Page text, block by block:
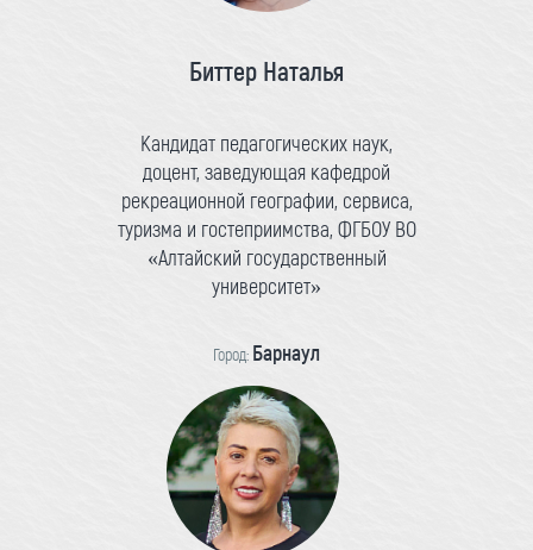
Биттер Наталья
Кандидат педагогических наук,
доцент, заведующая кафедрой
рекреационной географии, сервиса,
туризма и гостеприимства, ФГБОУ ВО
«Алтайский государственный
университет»
Город: Барнаул